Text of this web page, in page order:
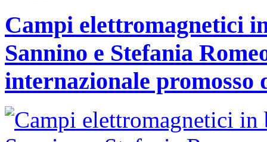
Campi elettromagnetici
Sannino e Stefania
internazionale promosso